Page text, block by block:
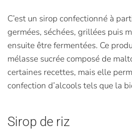
C’est un sirop confectionné à
germées, séchées, grillées puis
ensuite être fermentées. Ce
mélasse sucrée composé de
certaines recettes, mais elle
confection d’alcools tels que la
Sirop de riz